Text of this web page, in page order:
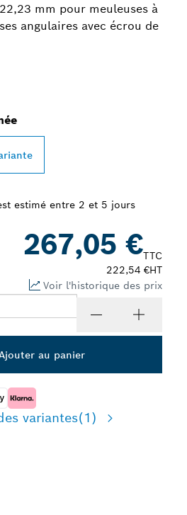
mm pour meuleuses à
angulaires avec écrou de
estimé entre 2 et 5 jours
267,05 €TTC
222,54 €HT
Voir l'historique des prix
au panier
variantes(1)